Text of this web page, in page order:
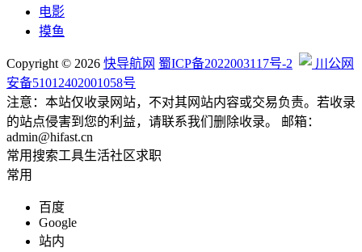
编程帮手
电影
摸鱼
Copyright © 2026 快导航网 蜀ICP备2022003117号-2
川公网
安备51012402001058号
注意：本站仅收录网站，不对其网站内容或交易负责。若收录
的站点侵害到您的利益，请联系我们删除收录。 邮箱：
admin@hifast.cn
常用搜索工具生活社区求职
常用
百度
Google
站内